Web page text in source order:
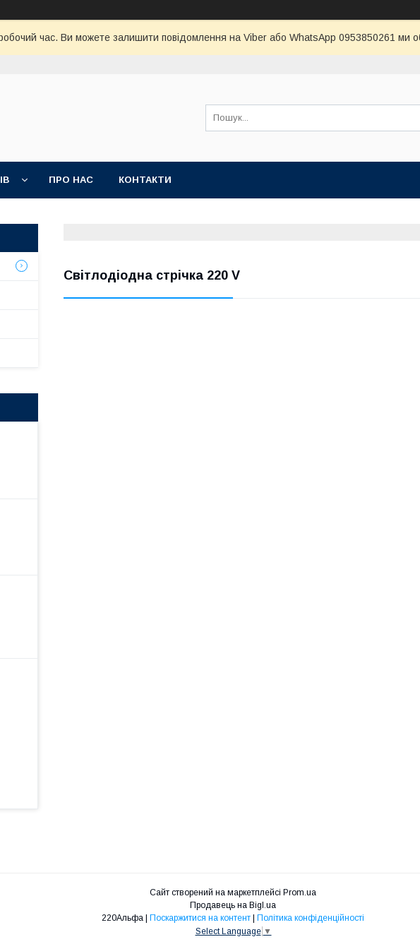
час. Ви можете залишити повідомлення на Viber або WhatsApp 0953850261 ми
ПРО НАС КОНТАКТИ
Світлодіодна стрічка 220 V
Сайт створений на маркетплейсі Prom.ua
Продавець на Bigl.ua
Поскаржитися на контент
Політика конфіденційності
Select Language ▼